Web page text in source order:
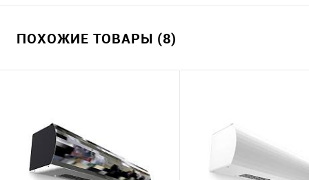
ПОХОЖИЕ ТОВАРЫ (8)